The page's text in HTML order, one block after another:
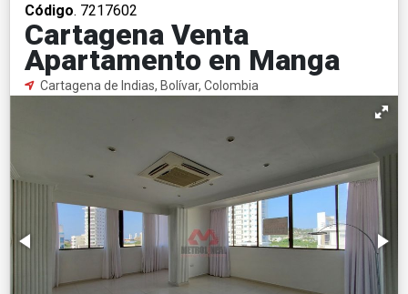
Código. 7217602
Cartagena Venta
Apartamento en Manga
Cartagena de Indias, Bolívar, Colombia